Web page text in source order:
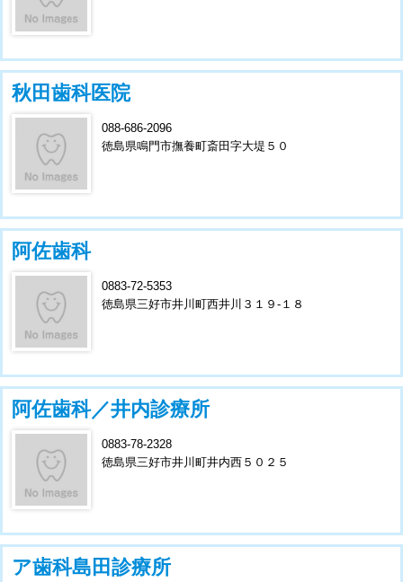
秋田歯科医院
088-686-2096
徳島県鳴門市撫養町斎田字大堤５０
阿佐歯科
0883-72-5353
徳島県三好市井川町西井川３１９-１８
阿佐歯科／井内診療所
0883-78-2328
徳島県三好市井川町井内西５０２５
ア歯科島田診療所